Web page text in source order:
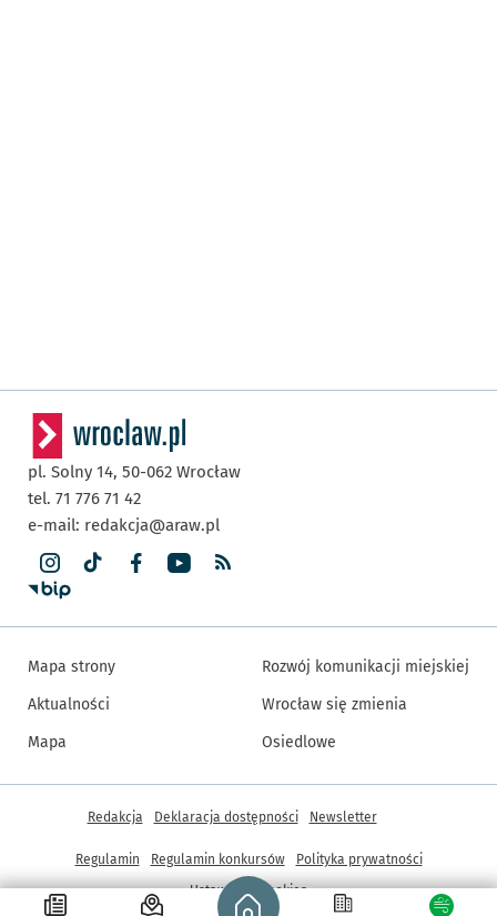
Strona główna - wroclaw.pl
pl. Solny 14, 50-062 Wrocław
tel. 71 776 71 42
e-mail: redakcja@araw.pl
Mapa strony
Aktualności
Mapa
Rozwój komunikacji miejskiej
Wrocław się zmienia
Osiedlowe
Inne informacje
Redakcja Deklaracja dostępności Newsletter
Regulamin Regulamin konkursów
Polityka prywatności
Ustawienia cookies